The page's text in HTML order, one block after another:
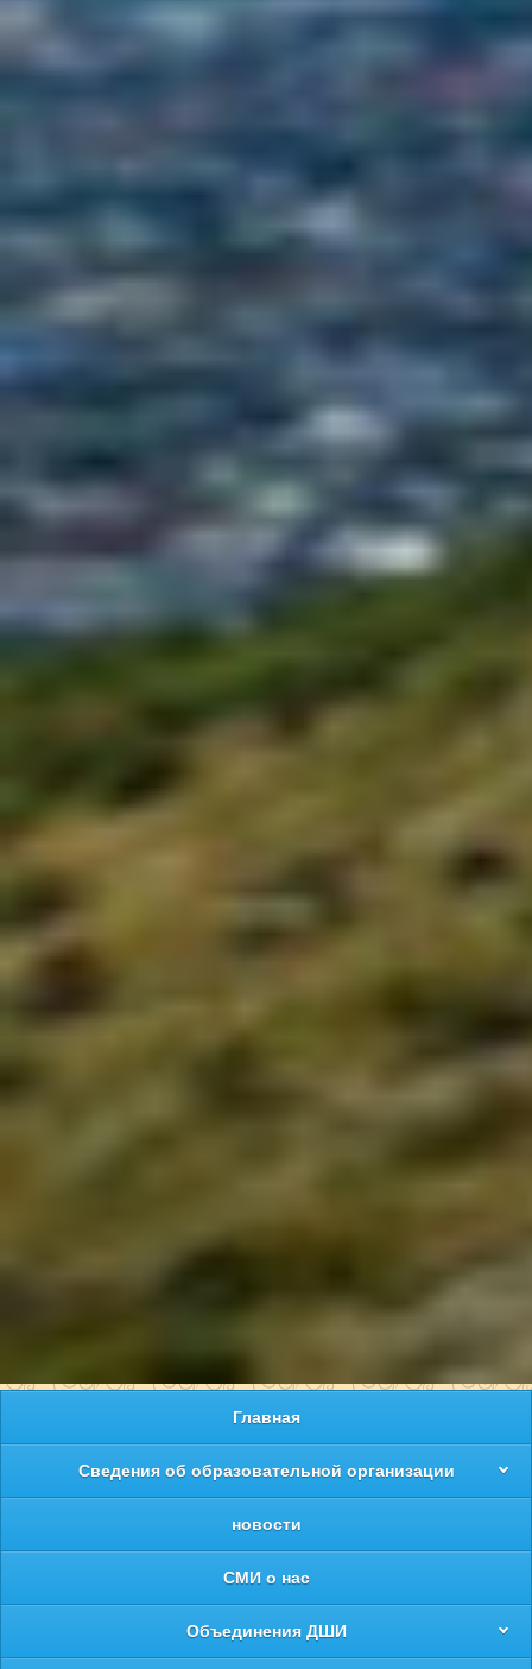
Главная
Сведения об образовательной организации
новости
СМИ о нас
Объединения ДШИ